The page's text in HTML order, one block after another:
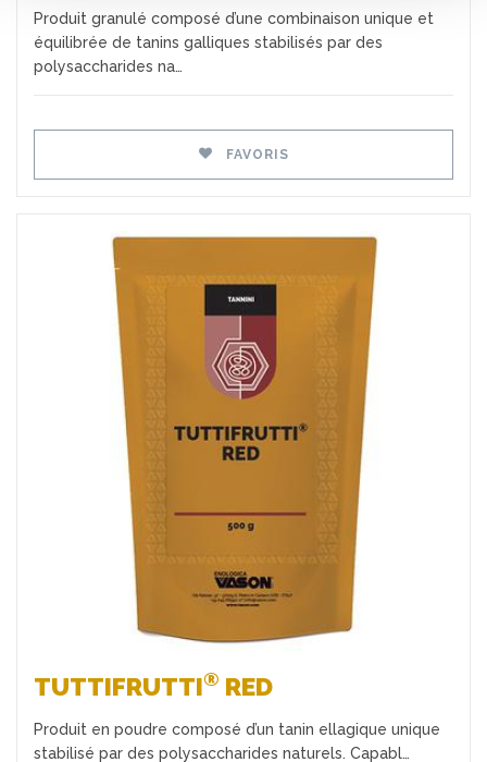
Produit granulé composé d’une combinaison unique et
équilibrée de tanins galliques stabilisés par des
polysaccharides na…
FAVORIS
Favoris
TUTTIFRUTTI® RED
Produit en poudre composé d’un tanin ellagique unique
stabilisé par des polysaccharides naturels. Capabl…